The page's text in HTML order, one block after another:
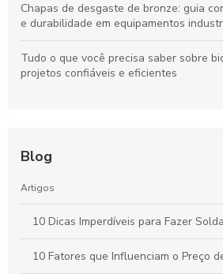
Chapas de desgaste de bronze: guia
e durabilidade em equipamentos
Tudo o que você precisa saber sobre
projetos confiáveis e eficientes
Blog
Artigos
10 Dicas Imperdíveis para Fazer
10 Fatores que Influenciam o Preço